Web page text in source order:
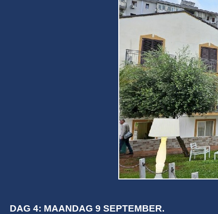
DAG 4: MAANDAG 9 SEPTEMBER.